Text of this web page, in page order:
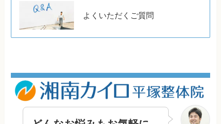
よくいただくご質問